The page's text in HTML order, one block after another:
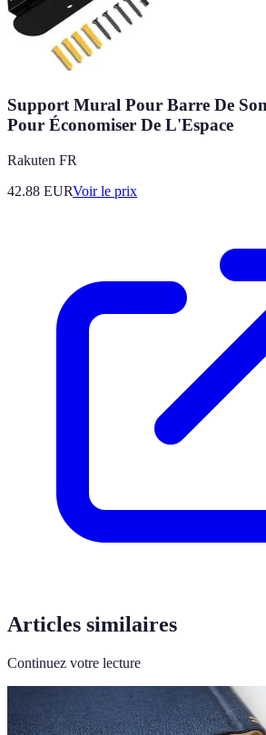
Support Mural Pour Barre De
Pour Économiser De L'Espace
Rakuten FR
42.88 EURVoir le prix
Articles similaires
Continuez votre lecture